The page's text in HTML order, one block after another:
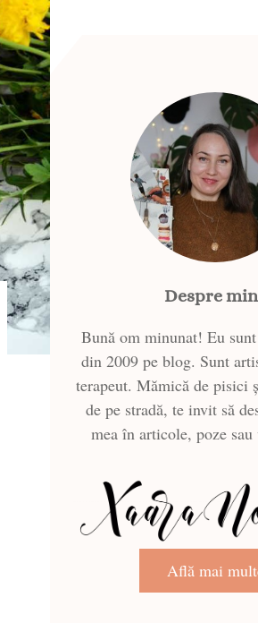
Despre
Bună om minunat! Eu
din 2009 pe blog. Sunt
terapeut. Mămică de pisici
de pe stradă, te invit să
mea în articole, poze
Află mai